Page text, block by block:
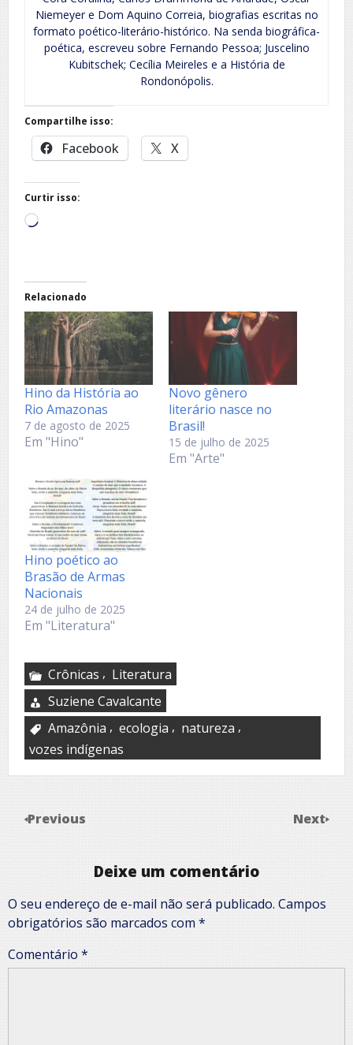
Niemeyer e Dom Aquino Correia, biografias escritas no
formato poético-literário-histórico. Na senda biográfica-
poética, escreveu sobre Fernando Pessoa; Juscelino
Kubitschek; Cecília Meireles e a História de
Rondonópolis.
Compartilhe isso:
Facebook X
Curtir isso:
Carregando...
Relacionado
Hino da História ao
Rio Amazonas
7 de agosto de 2025
Em "Hino"
Novo gênero
literário nasce no
Brasil!
15 de julho de 2025
Em "Arte"
Hino poético ao
Brasão de Armas
Nacionais
24 de julho de 2025
Em "Literatura"
Crônicas , Literatura
Suziene Cavalcante
Amazônia , ecologia , natureza ,
vozes indígenas
Previous Next
Deixe um comentário
O seu endereço de e-mail não será publicado. Campos
obrigatórios são marcados com *
Comentário *